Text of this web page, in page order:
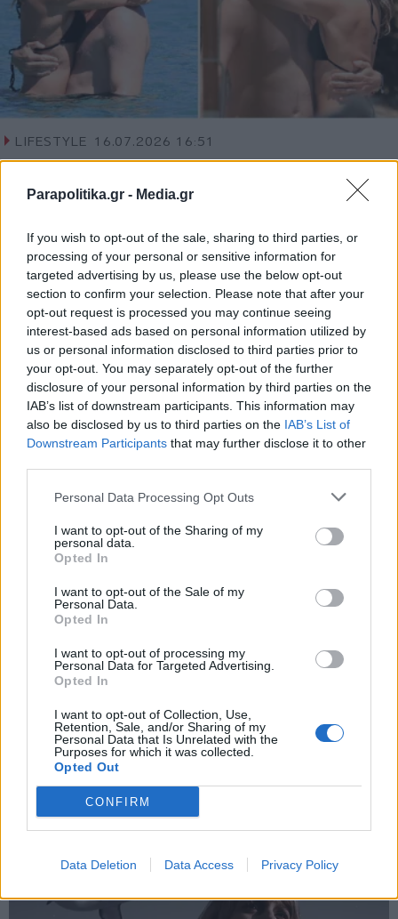
Parapolitika.gr - Media.gr
If you wish to opt-out of the sale, sharing to third parties, or
processing of your personal or sensitive information for
targeted advertising by us, please use the below opt-out
section to confirm your selection. Please note that after your
opt-out request is processed you may continue seeing
interest-based ads based on personal information utilized by
us or personal information disclosed to third parties prior to
your opt-out. You may separately opt-out of the further
disclosure of your personal information by third parties on the
IAB’s list of downstream participants. This information may
also be disclosed by us to third parties on the IAB’s List of
Downstream Participants that may further disclose it to other
Personal Data Processing Opt Outs
I want to opt-out of the Sharing of my
personal data.
Opted In
I want to opt-out of the Sale of my
Personal Data.
Opted In
I want to opt-out of processing my
Personal Data for Targeted Advertising.
Opted In
I want to opt-out of Collection, Use,
Retention, Sale, and/or Sharing of my
Personal Data that Is Unrelated with the
Purposes for which it was collected.
Opted Out
CONFIRM
Data Deletion Data Access Privacy Policy
LIFESTYLE 16.07.2026 16:51
PARAPOLITIKA NEWSROOM
Κίμπερλι Γκάρνερ: Τα καυτά φιλιά με τον
Αδιαφόρησαν για τα βλέμματα (Εικόνες)
LIFESTYLE
11.06.2026 18:02
PARAPOLITIKA NEWSROOM
Ελιάνα Χρυσικοπούλου: Ο πρώην
σύζυγός της, Νικόλας Φαράκλας
παντρεύτηκε ξανά - "Έχουμε φτιάξει μία
mixed οικογένεια", αποκαλύπτει η
σύντροφός του (Εικόνες & Βίντεο)
Εγγραφή στο newsletter
Αποδέχομαι τους
και την πολιτική απορρήτου
X